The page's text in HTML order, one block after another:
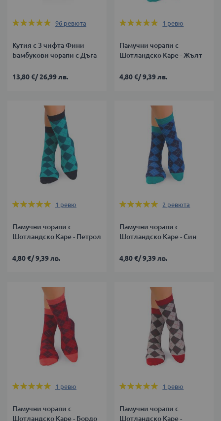
Оценка:
96 ревюта
Кутия с 3 чифта Фини
Бамбукови чорапи с Дъга
13,80 €/26,99 лв.
Оценка:
1 ревю
Памучни чорапи с
Шотландско Каре - Жълт
4,80 €/9,39 лв.
Оценка:
1 ревю
Памучни чорапи с
Шотландско Каре - Петрол
4,80 €/9,39 лв.
Оценка:
2 ревюта
Памучни чорапи с
Шотландско Каре - Син
4,80 €/9,39 лв.
Оценка:
1 ревю
Памучни чорапи с
Шотландско Каре - Бордо
Оценка:
1 ревю
Памучни чорапи с
Шотландско Каре -